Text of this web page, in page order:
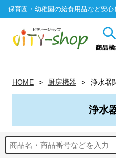
保育園・幼稚園の給食用品など安
HOME 厨房機器 浄水器
浄水